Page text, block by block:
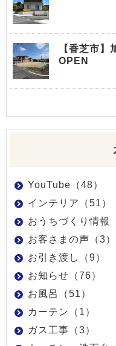
【香芝市
OPEN
YouTube（48）
インテリア（51）
おうちづくり情報
お客さまの声（3）
お引き渡し（9）
お知らせ（76）
お風呂（51）
カーテン（1）
ガス工事（3）